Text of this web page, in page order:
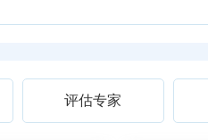
评估专家